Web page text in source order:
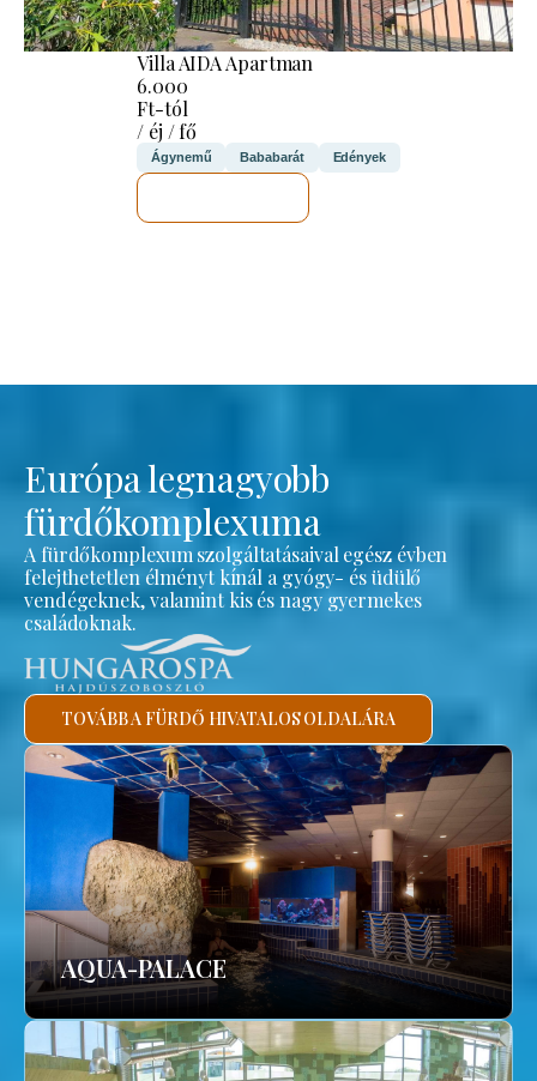
Villa AIDA Apartman
6.000
Ft-tól
/ éj / fő
Ágynemű Bababarát Edények
Európa legnagyobb
fürdőkomplexuma
A fürdőkomplexum szolgáltatásaival egész évben
felejthetetlen élményt kínál a gyógy- és üdülő
vendégeknek, valamint kis és nagy gyermekes
családoknak.
TOVÁBB A FÜRDŐ HIVATALOS OLDALÁRA
AQUA-PALACE